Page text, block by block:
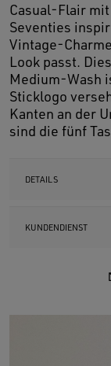
Casual-Flair
Seventies
Vintage-
Look passt.
Medium-Wash
Sticklogo
Kanten an der
sind die fünf
DETAILS
KUNDENDIENST